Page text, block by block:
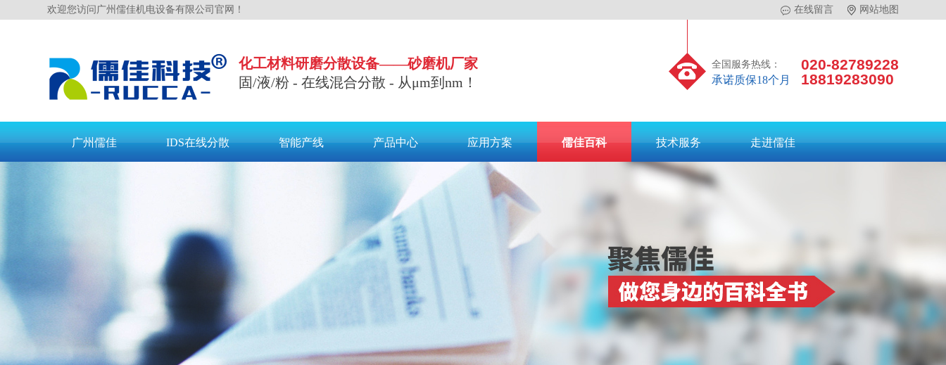
在线留言 网站地图
欢迎您访问广州儒佳机电设备有限公司官网！
化工材料研磨分散设备——砂磨机厂家
固/液/粉 - 在线混合分散 - 从μm到nm！
全国服务热线：
承诺质保18个月
020-82789228
18819283090
广州儒佳 IDS在线分散 智能产线 产品中心 应用方案 儒佳百科 技术服务 走进儒佳